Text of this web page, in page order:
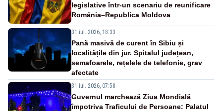
legislative într-un scenariu de reunificare
România–Republica Moldova
31 iul. 2026, 18:33
Pană masivă de curent în Sibiu și
localitățile din jur. Spitalul județean,
semafoarele, rețelele de telefonie, grav
afectate
31 iul. 2026, 07:58
Guvernul marchează Ziua Mondială
împotriva Traficului de Persoane: Palatul